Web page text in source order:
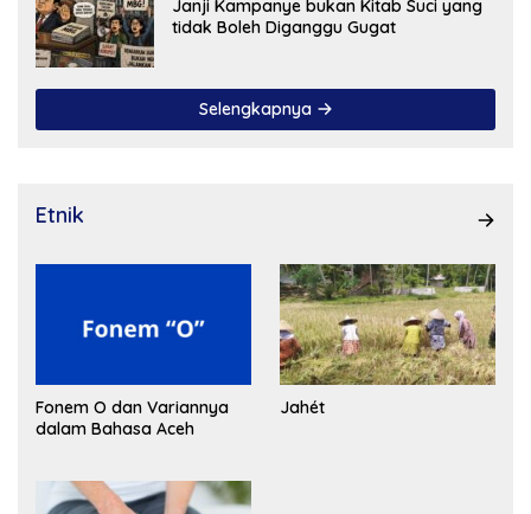
Janji Kampanye bukan Kitab Suci yang
tidak Boleh Diganggu Gugat
Selengkapnya
Etnik
Fonem O dan Variannya
dalam Bahasa Aceh
Jahét